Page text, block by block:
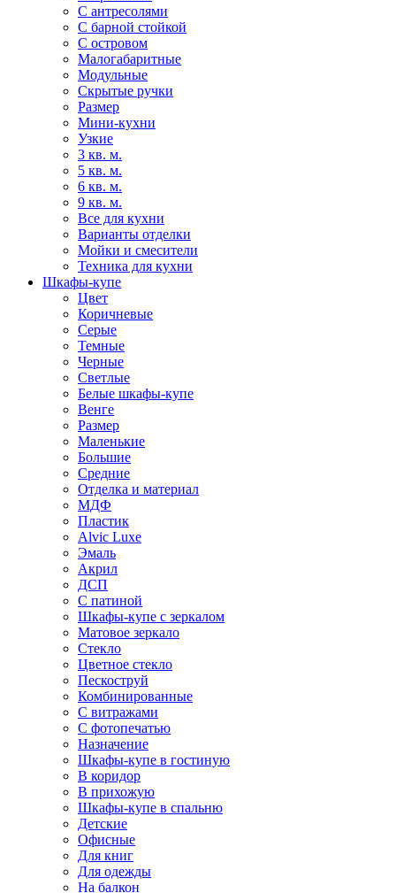
С антресолями
С барной стойкой
С островом
Малогабаритные
Модульные
Скрытые ручки
Размер
Мини-кухни
Узкие
3 кв. м.
5 кв. м.
6 кв. м.
9 кв. м.
Все для кухни
Варианты отделки
Мойки и смесители
Техника для кухни
Шкафы-купе
Цвет
Коричневые
Серые
Темные
Черные
Светлые
Белые шкафы-купе
Венге
Размер
Маленькие
Большие
Средние
Отделка и материал
МДФ
Пластик
Alvic Luxe
Эмаль
Акрил
ДСП
С патиной
Шкафы-купе с зеркалом
Матовое зеркало
Стекло
Цветное стекло
Пескоструй
Комбинированные
С витражами
С фотопечатью
Назначение
Шкафы-купе в гостиную
В коридор
В прихожую
Шкафы-купе в спальню
Детские
Офисные
Для книг
Для одежды
На балкон